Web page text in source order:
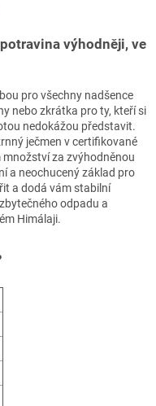
výhodněji, ve
pro všechny nadšence
nebo zkrátka pro ty, kteří si
nedokážou představit.
ječmen v certifikované
množství za zvýhodněnou
a neochucený základ pro
a dodá vám stabilní
odpadu a
Himálaji.